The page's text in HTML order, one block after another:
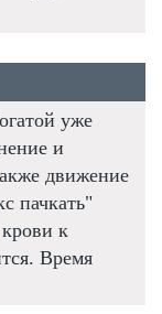
уже
и
движение
пачкать"
к
Время